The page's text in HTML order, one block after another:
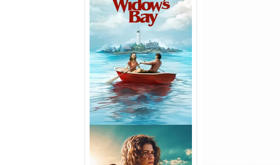
O Segredo de Widow’s Bay
1ª Temporada Torrent (2026)
WEB-DL 1080p Dual Áudio